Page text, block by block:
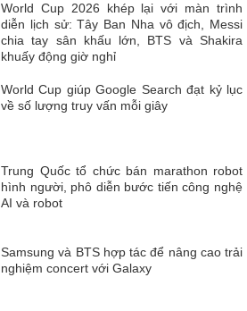
World Cup 2026 khép lại với màn trình
diễn lịch sử: Tây Ban Nha vô địch, Messi
chia tay sân khấu lớn, BTS và Shakira
khuấy động giờ nghỉ
World Cup giúp Google Search đạt kỷ lục
về số lượng truy vấn mỗi giây
Trung Quốc tổ chức bán marathon robot
hình người, phô diễn bước tiến công nghệ
AI và robot
Samsung và BTS hợp tác để nâng cao trải
nghiệm concert với Galaxy